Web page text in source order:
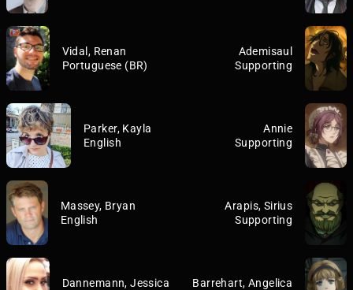
Vidal, Renan
Portuguese (BR)
Ademisaul
Supporting
Parker, Kayla
English
Annie
Supporting
Massey, Bryan
English
Arapis, Sirius
Supporting
Dannemann, Jessica
Barrehart, Angelica